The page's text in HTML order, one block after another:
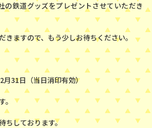
の鉄道グッズをプレゼントさせていただき
きますので、もう少しお待ちください。
31日（当日消印有効）
。
ちしております。